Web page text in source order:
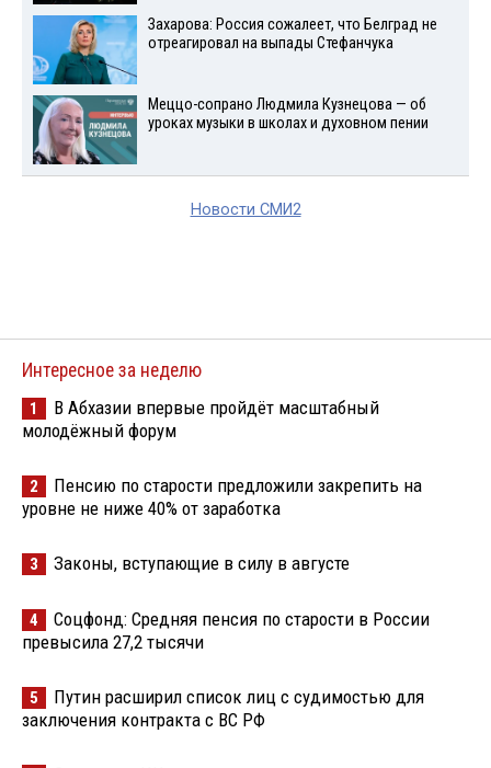
Захарова: Россия сожалеет, что Белград не
отреагировал на выпады Стефанчука
Меццо-сопрано Людмила Кузнецова — об
уроках музыки в школах и духовном пении
Новости СМИ2
Интересное за неделю
1
В Абхазии впервые пройдёт масштабный
молодёжный форум
2
Пенсию по старости предложили закрепить на
уровне не ниже 40% от заработка
3 Законы, вступающие в силу в августе
4
Соцфонд: Средняя пенсия по старости в России
превысила 27,2 тысячи
5
Путин расширил список лиц с судимостью для
заключения контракта с ВС РФ